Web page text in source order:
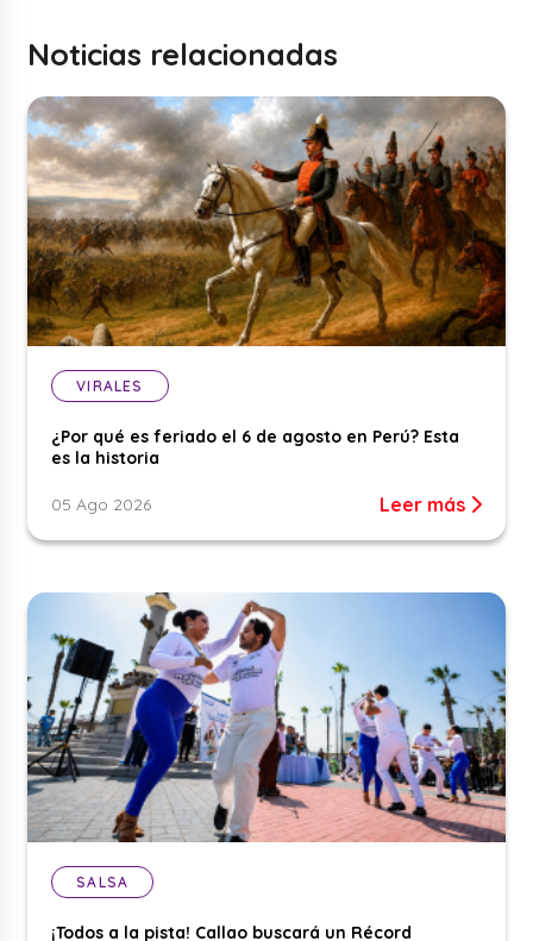
Noticias relacionadas
VIRALES
¿Por qué es feriado el 6 de agosto en Perú? Esta
es la historia
05 Ago 2026 Leer más
SALSA
¡Todos a la pista! Callao buscará un Récord